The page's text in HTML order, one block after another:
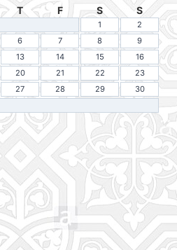
T F S S
1
2
6 7 8
9
13 14 15
16
20 21 22
23
27 28 29
30